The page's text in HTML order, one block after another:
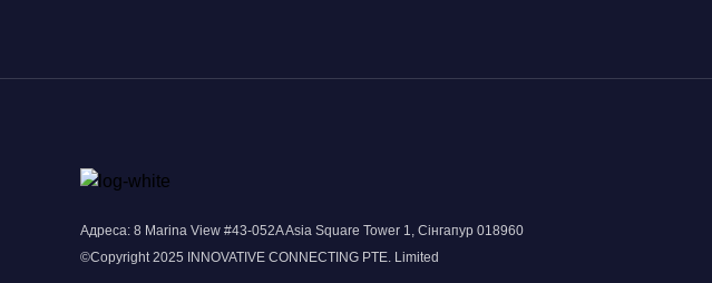
Адреса: 8 Marina View #43-052A Asia Square Tower 1, Сінгапур 018960
©Copyright 2025 INNOVATIVE CONNECTING PTE. Limited